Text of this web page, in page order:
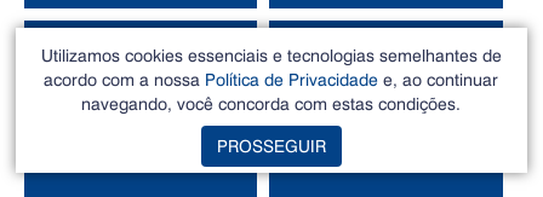
Fale com o Prefeito
Utilizamos cookies essenciais e tecnologias semelhantes de
acordo com a nossa Política de Privacidade e, ao continuar
navegando, você concorda com estas condições.
PROSSEGUIR